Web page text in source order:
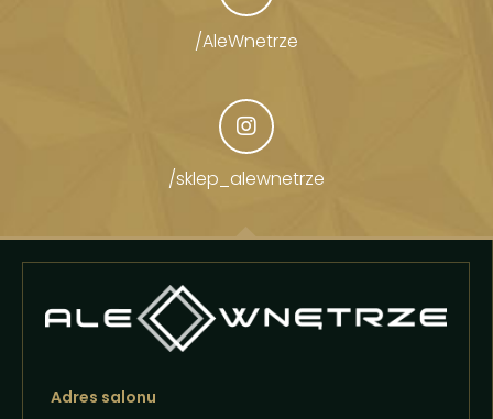
/AleWnetrze
/sklep_alewnetrze
Adres salonu